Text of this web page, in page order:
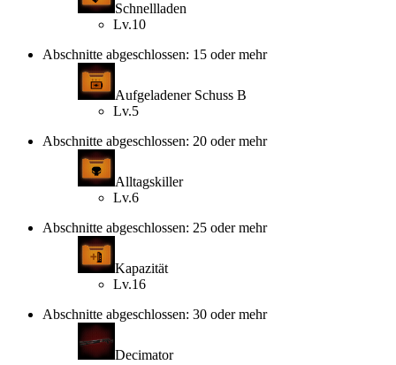
Schnellladen
Lv.10
Abschnitte abgeschlossen: 15 oder mehr
Aufgeladener Schuss B
Lv.5
Abschnitte abgeschlossen: 20 oder mehr
Alltagskiller
Lv.6
Abschnitte abgeschlossen: 25 oder mehr
Kapazität
Lv.16
Abschnitte abgeschlossen: 30 oder mehr
Decimator